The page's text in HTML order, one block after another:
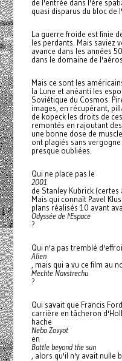
de l'entrée dans l'ère
quasi disparus du bloc de
La guerre froide est finie
les perdants. Mais saviez
avance dans les années
dans le domaine de
Mais ce sont les
la Lune et anéanti les
Soviétique du Cosmos.
images, en récupérant,
de kopeck les droits de
remontés en rajoutant
une bonne dose de
ont plagiés sans
presque oubliées.
Qui ne place pas le
2001
de Stanley Kubrick
Mais qui connaît Pavel
plans réalisés 10 avant
Odyssée de l'Espace
?
Qui n'a pas tremblé
Alien
, mais qui a vu ce film au
Mechte Navstrechu
?
Qui savait que Francis
carrière en tâcheron
hache
Nebo Zovyot
en
Battle beyond the sun
, alors qu'il n'y avait nulle